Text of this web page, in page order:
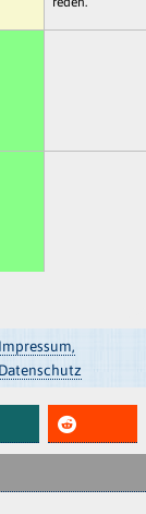
Impressum,
Datenschutz